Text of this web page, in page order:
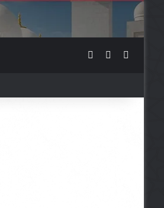
SidebarSwitch skin